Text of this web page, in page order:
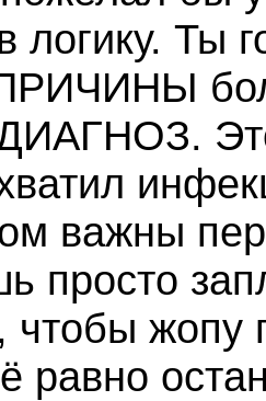
логику. Ты
важны
просто
чтобы
равно